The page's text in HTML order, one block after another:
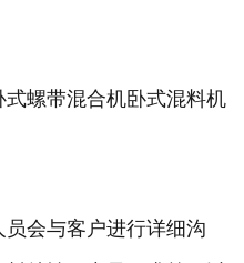
螺带混合机卧式混料机
会与客户进行详细沟